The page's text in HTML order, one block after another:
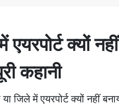
एयरपोर्ट क्यों
कहानी
जिले में एयरपोर्ट क्यों नहीं